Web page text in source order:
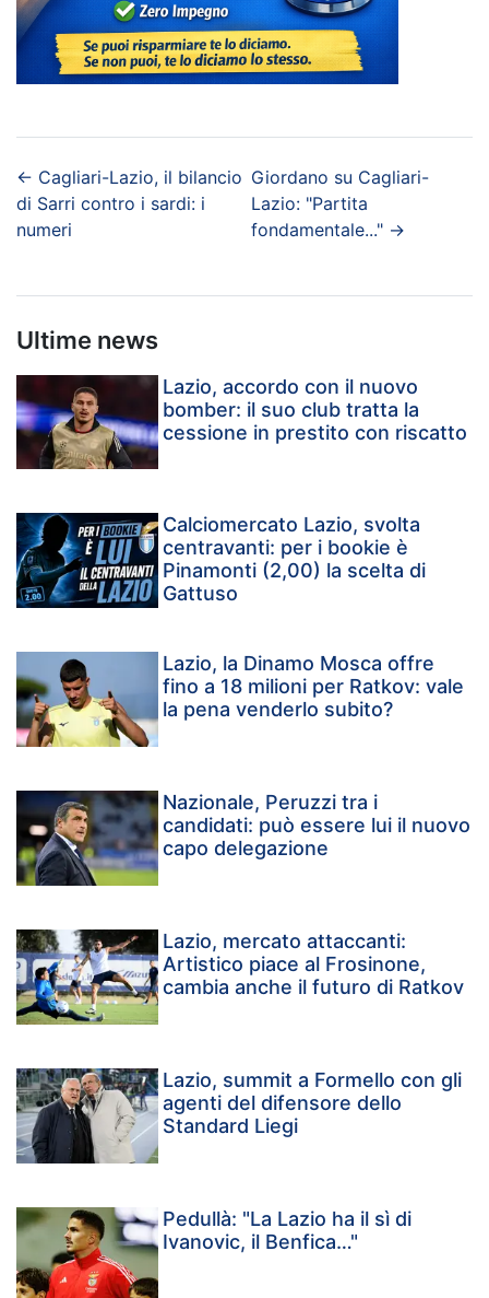
← Cagliari-Lazio, il bilancio
di Sarri contro i sardi: i
numeri
Giordano su Cagliari-
Lazio: "Partita
fondamentale..." →
Ultime news
Lazio, accordo con il nuovo
bomber: il suo club tratta la
cessione in prestito con riscatto
Calciomercato Lazio, svolta
centravanti: per i bookie è
Pinamonti (2,00) la scelta di
Gattuso
Lazio, la Dinamo Mosca offre
fino a 18 milioni per Ratkov: vale
la pena venderlo subito?
Nazionale, Peruzzi tra i
candidati: può essere lui il nuovo
capo delegazione
Lazio, mercato attaccanti:
Artistico piace al Frosinone,
cambia anche il futuro di Ratkov
Lazio, summit a Formello con gli
agenti del difensore dello
Standard Liegi
Pedullà: "La Lazio ha il sì di
Ivanovic, il Benfica…"